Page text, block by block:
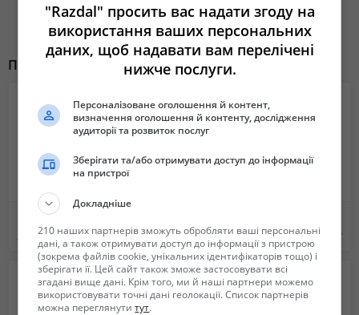
Похожие объявления
300 грн. 7 000 грн.
"Razdal" просить вас надати згоду на
використання ваших персональних
даних, щоб надавати вам перелічені
нижче послуги.
Персоналізоване оголошення й контент,
визначення оголошення й контенту, дослідження
аудиторії та розвиток послуг
Зберігати та/або отримувати доступ до інформації
на пристрої
Докладніше
210 наших партнерів зможуть обробляти ваші персональні
дані, а також отримувати доступ до інформації з пристрою
(зокрема файлів cookie, унікальних ідентифікаторів тощо) і
зберігати її. Цей сайт також зможе застосовувати всі
згадані вище дані. Крім того, ми й наші партнери можемо
використовувати точні дані геолокації. Список партнерів
можна переглянутитут.